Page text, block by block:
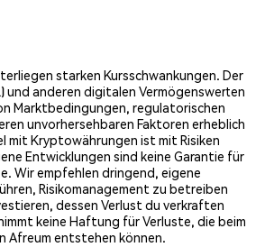
starken Kursschwankungen. Der
und anderen digitalen Vermögenswerten
Marktbedingungen, regulatorischen
unvorhersehbaren Faktoren erheblich
mit Kryptowährungen ist mit Risiken
Entwicklungen sind keine Garantie für
Wir empfehlen dringend, eigene
Risikomanagement zu betreiben
dessen Verlust du verkraften
keine Haftung für Verluste, die beim
Afreum entstehen können.